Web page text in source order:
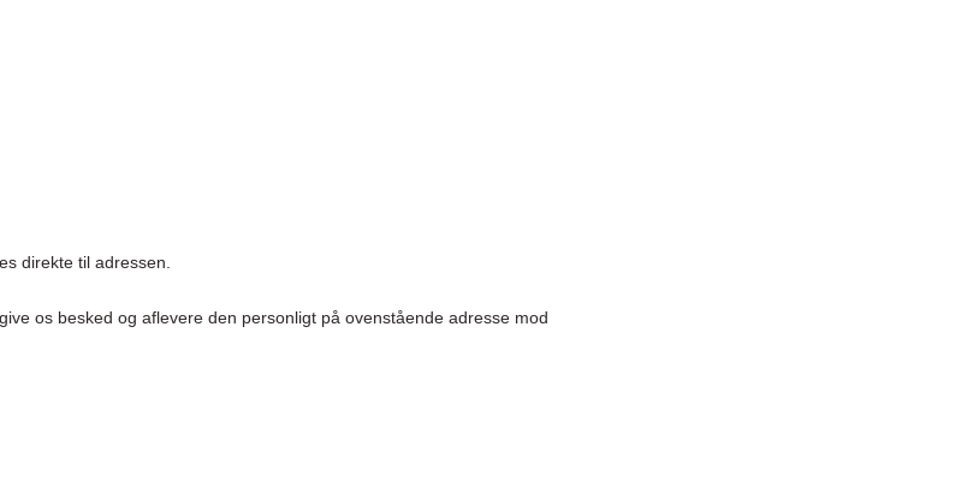
direkte til adressen.
os besked og aflevere den personligt på ovenstående adresse mod